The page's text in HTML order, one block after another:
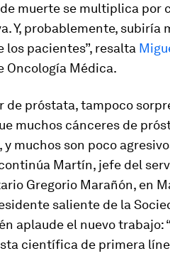
muerte se multiplica por
Y, probablemente, subiría
los pacientes”, resalta
Oncología Médica.
de próstata, tampoco
muchos cánceres de
muchos son poco
Martín, jefe del
Gregorio Marañón, en
saliente de la
aplaude el nuevo trabajo:
científica de primera